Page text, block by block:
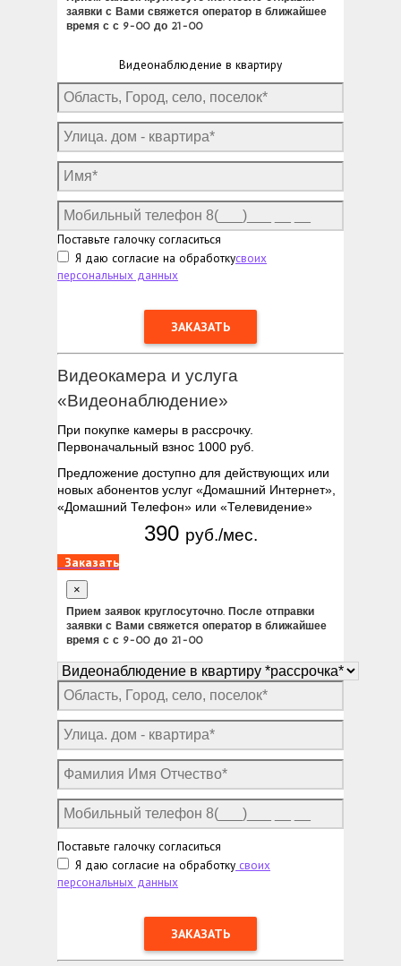
заявки с Вами свяжется оператор в ближайшее
время с с 9-00 до 21-00
Видеонаблюдение в квартиру
Поставьте галочку согласиться
Я даю согласие на обработкусвоих
персональных данных
Видеокамера и услуга
«Видеонаблюдение»
При покупке камеры в рассрочку.
Первоначальный взнос 1000 руб.
Предложение доступно для действующих или
новых абонентов услуг «Домашний Интернет»,
«Домашний Телефон» или «Телевидение»
390 руб./мес.
Заказать
×
Прием заявок круглосуточно. После отправки
заявки с Вами свяжется оператор в ближайшее
время с с 9-00 до 21-00
Поставьте галочку согласиться
Я даю согласие на обработку своих
персональных данных